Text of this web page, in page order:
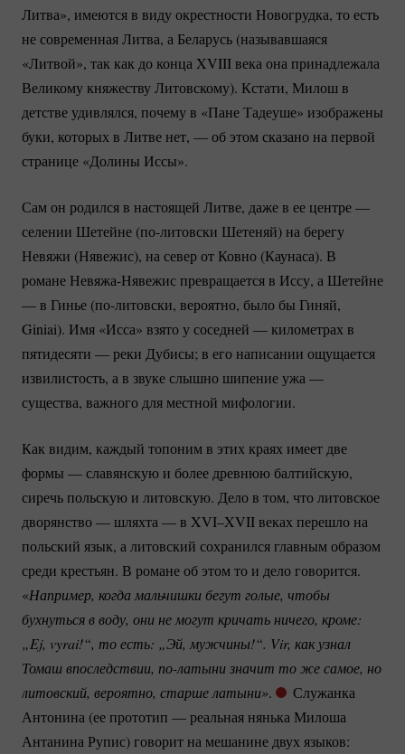
Литва», имеются в виду окрестности Новогрудка, то есть
не современная Литва, а Беларусь (называвшаяся
«Литвой», так как до конца XVIII века она принадлежала
Великому княжеству Литовскому). Кстати, Милош в
детстве удивлялся, почему в «Пане Тадеуше» изображены
буки, которых в Литве нет, — об этом сказано на первой
странице «Долины Иссы».
Сам он родился в настоящей Литве, даже в ее центре —
селении Шетейне (по-литовски Шетеняй) на берегу
Невяжи (Нявежис), на север от Ковно (Каунаса). В
романе Невяжа-Нявежиспревращается в Иссу, а Шетейне
— в Гинье (по-литовски, вероятно, было бы Гиняй,
Giniai). Имя «Исса» взято у соседней — километрах в
пятидесяти — реки Дубисы; в его написании ощущается
извилистость, а в звуке слышно шипение ужа —
существа, важного для местной мифологии.
Как видим, каждый топоним в этих краях имеет две
формы — славянскую и более древнюю балтийскую,
сиречь польскую и литовскую. Дело в том, что литовское
дворянство — шляхта — в XVI–XVII веках перешло на
польский язык, а литовский сохранился главным образом
среди крестьян. В романе об этом то и дело говорится.
«Например, когда мальчишки бегут голые, чтобы
бухнуться в воду, они не могут кричать ничего, кроме:
„Ej, vyrai!“, то есть: „Эй, мужчины!“. Vir, как узнал
Томаш впоследствии, по-латыни значит то же самое, но
литовский, вероятно, старше латыни».
Служанка
Антонина (ее прототип — реальная нянька Милоша
Антанина Рупис) говорит на мешанине двух языков: